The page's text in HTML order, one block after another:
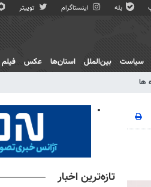
بله اینستاگرام توییتر
ها
سیاست بین‌الملل استان‌ها عکس فیلم
تازه‌ترین اخبار